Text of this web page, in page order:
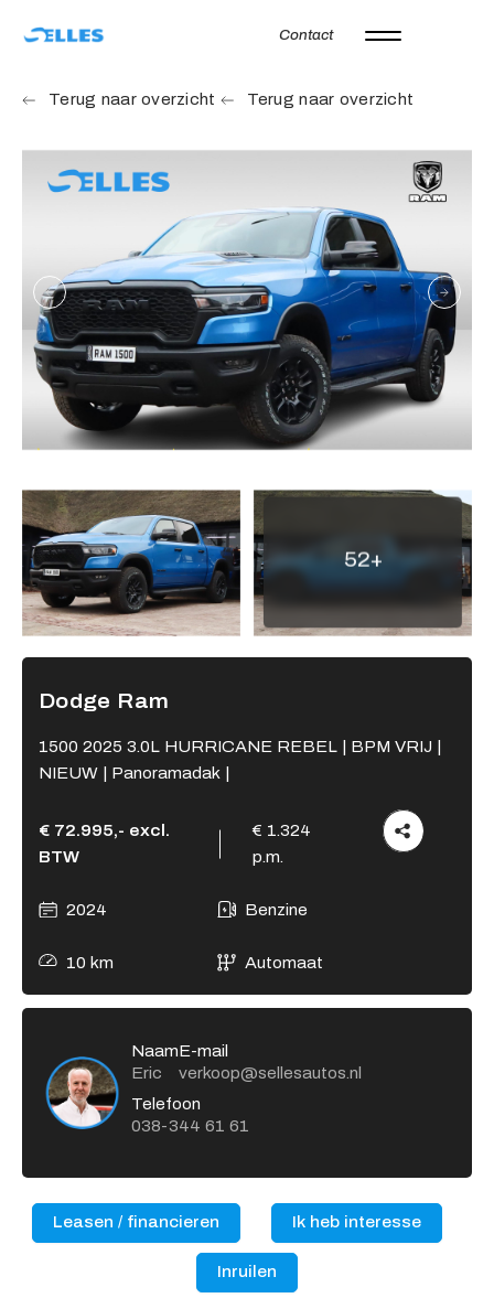
Contact
Home
Autoverhuur
Diensten
Werkplaats
Over ons
Verkocht
Vacatures
Contact
Adres
Kamperzeedijk 87-89
8281 PC Genemuiden
Za
9:00 - 17:00
Openingstijden werkplaats
Zo
Terug naar overzicht Terug naar overzicht
52+
Dodge Ram
1500 2025 3.0L HURRICANE REBEL | BPM VRIJ |
NIEUW | Panoramadak |
€ 72.995,- excl.
BTW
€ 1.324
p.m.
2024 Benzine
10 km Automaat
Naam
Eric
E-mail
verkoop@sellesautos.nl
Telefoon
038-344 61 61
Leasen / financieren Ik heb interesse
Inruilen